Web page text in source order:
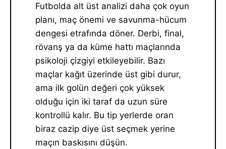
Futbolda alt üst analizi daha çok oyun
planı, maç önemi ve savunma-hücum
dengesi etrafında döner. Derbi, final,
rövanş ya da küme hattı maçlarında
psikoloji çizgiyi etkileyebilir. Bazı
maçlar kağıt üzerinde üst gibi durur,
ama ilk golün değeri çok yüksek
olduğu için iki taraf da uzun süre
kontrollü kalır. Bu tip yerlerde oran
biraz cazip diye üst seçmek yerine
maçın baskısını düşün.